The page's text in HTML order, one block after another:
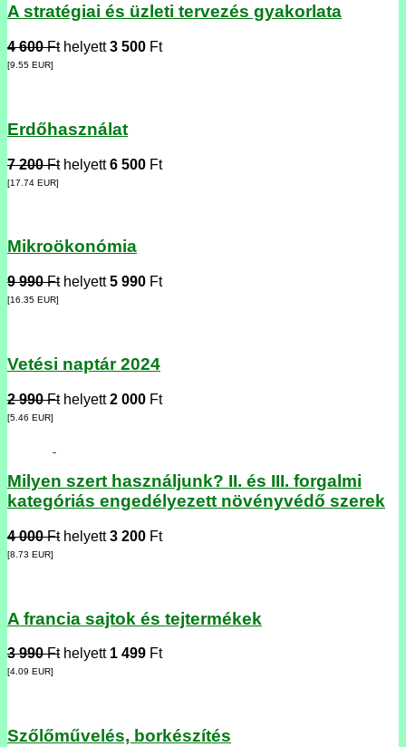
A stratégiai és üzleti tervezés gyakorlata
4 600 Fthelyett3 500 Ft
[9.55 EUR]
Erdőhasználat
7 200 Fthelyett6 500 Ft
[17.74 EUR]
Mikroökonómia
9 990 Fthelyett5 990 Ft
[16.35 EUR]
Vetési naptár 2024
2 990 Fthelyett2 000 Ft
[5.46 EUR]
Milyen szert használjunk? II. és III. forgalmi
kategóriás engedélyezett növényvédő szerek
4 000 Fthelyett3 200 Ft
[8.73 EUR]
A francia sajtok és tejtermékek
3 990 Fthelyett 1 499 Ft
[4.09 EUR]
Szőlőművelés, borkészítés